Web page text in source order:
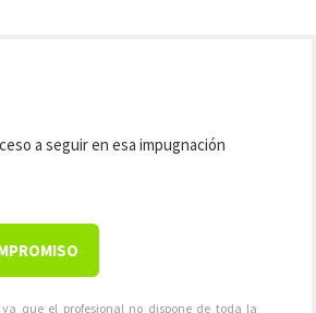
a seguir en esa impugnación
que el profesional no dispone de toda la